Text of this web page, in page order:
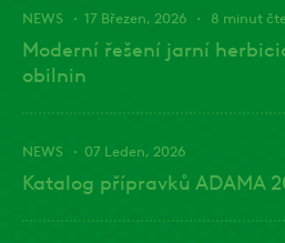
NEWS 17 Březen, 2026 8 minut
Moderní řešení jarní
obilnin
NEWS 07 Leden, 2026
Katalog přípravků ADAMA